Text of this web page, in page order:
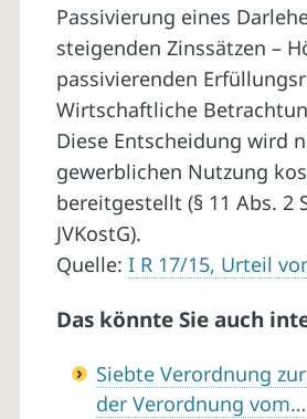
Passivierung eines
steigenden Zinssätzen –
passivierenden
Wirtschaftliche
Diese Entscheidung wird
gewerblichen Nutzung
bereitgestellt (§ 11 Abs. 2
JVKostG).
Quelle: I R 17/15, Urteil
Das könnte Sie auch
Siebte Verordnung
der Verordnung vom…